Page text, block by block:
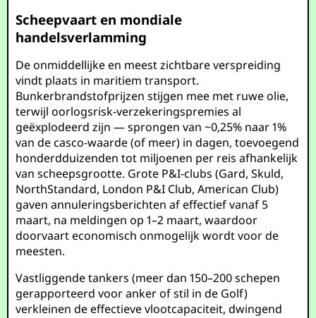
Scheepvaart en mondiale
handelsverlamming
De onmiddellijke en meest zichtbare verspreiding
vindt plaats in maritiem transport.
Bunkerbrandstofprijzen stijgen mee met ruwe olie,
terwijl oorlogsrisk-verzekeringspremies al
geëxplodeerd zijn — sprongen van ~0,25% naar 1%
van de casco-waarde (of meer) in dagen, toevoegend
honderdduizenden tot miljoenen per reis afhankelijk
van scheepsgrootte. Grote P&I-clubs (Gard, Skuld,
NorthStandard, London P&I Club, American Club)
gaven annuleringsberichten af effectief vanaf 5
maart, na meldingen op 1–2 maart, waardoor
doorvaart economisch onmogelijk wordt voor de
meesten.
Vastliggende tankers (meer dan 150–200 schepen
gerapporteerd voor anker of stil in de Golf)
verkleinen de effectieve vlootcapaciteit, dwingend